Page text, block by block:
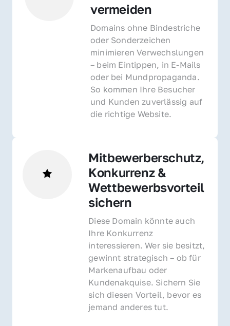
vermeiden
Domains ohne Bindestriche
oder Sonderzeichen
minimieren Verwechslungen
– beim Eintippen, in E-Mails
oder bei Mundpropaganda.
So kommen Ihre Besucher
und Kunden zuverlässig auf
die richtige Website.
Mitbewerberschutz,
Konkurrenz &
Wettbewerbsvorteil
sichern
Diese Domain könnte auch
Ihre Konkurrenz
interessieren. Wer sie besitzt,
gewinnt strategisch – ob für
Markenaufbau oder
Kundenakquise. Sichern Sie
sich diesen Vorteil, bevor es
jemand anderes tut.